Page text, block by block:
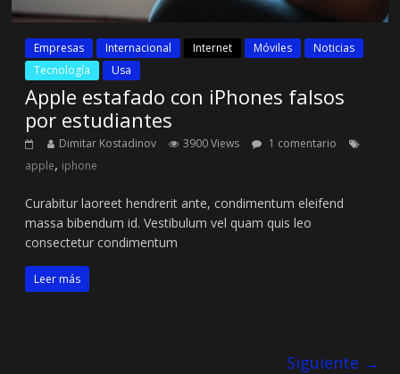
Empresas Internacional Internet Móviles
Noticias
Tecnología
Usa
Apple estafado con iPhones falsos
por estudiantes
Dimitar Kostadinov 3900 Views
1 comentario
apple, iphone
Curabitur laoreet hendrerit ante, condimentum eleifend
massa bibendum id. Vestibulum vel quam quis leo
consectetur condimentum
Leer más
Siguiente →